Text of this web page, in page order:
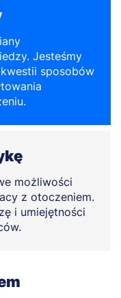
Jesteśmy
sposobów
możliwości
z otoczeniem.
i umiejętności